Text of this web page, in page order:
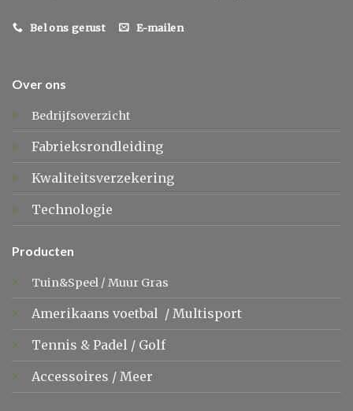
Bel ons gerust E-mailen
Over ons
Bedrijfsoverzicht
Fabrieksrondleiding
Kwaliteitsverzekering
Technologie
Producten
Tuin&Speel/ Muur Gras
Amerikaans voetbal / Multisport
Tennis & Padel / Golf
Accessoires / Meer